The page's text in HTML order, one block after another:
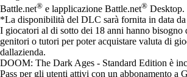
Battle.net® e lapplicazione Battle.net® Desktop.
*La disponibilità del DLC sarà fornita in data da
I giocatori al di sotto dei 18 anni hanno bisogno
genitori o tutori per poter acquistare valuta di
dallazienda.
DOOM: The Dark Ages - Standard Edition è
Pass per gli utenti attivi con un abbonamento a